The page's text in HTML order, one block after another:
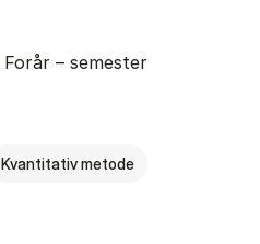
Forår – semester
Kvantitativ metode